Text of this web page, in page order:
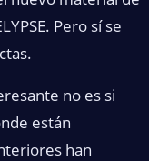
Pero sí se
no es si
están
han